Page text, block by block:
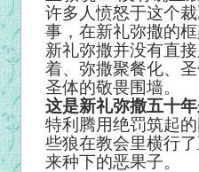
许多人愤怒于这个
事，在新礼弥撒的
新礼弥撒并没有直
着、弥撒聚餐化、
圣体的敬畏围墙。
这是新礼弥撒五十
特利腾用绝罚筑起
些狼在教会里横行
来种下的恶果子。